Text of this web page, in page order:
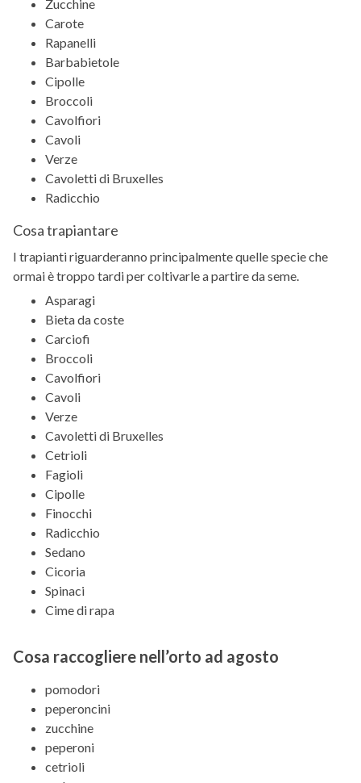
Zucchine
Carote
Rapanelli
Barbabietole
Cipolle
Broccoli
Cavolfiori
Cavoli
Verze
Cavoletti di Bruxelles
Radicchio
Cosa trapiantare
I trapianti riguarderanno principalmente quelle specie che
ormai è troppo tardi per coltivarle a partire da seme.
Asparagi
Bieta da coste
Carciofi
Broccoli
Cavolfiori
Cavoli
Verze
Cavoletti di Bruxelles
Cetrioli
Fagioli
Cipolle
Finocchi
Radicchio
Sedano
Cicoria
Spinaci
Cime di rapa
Cosa raccogliere nell’orto ad agosto
pomodori
peperoncini
zucchine
peperoni
cetrioli